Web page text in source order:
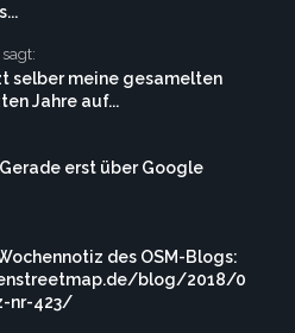
selber meine gesamelten
Jahre auf...
erst über Google
des OSM-Blogs:
blog/2018/0
nr-423/